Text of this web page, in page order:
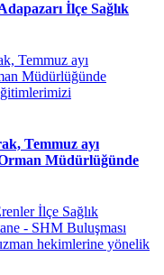
İlçe Sağlık
Temmuz ayı
Orman Müdürlüğünde